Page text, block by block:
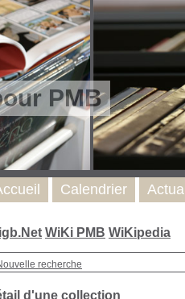
PMB
WiKi PMB WiKipedia
recherche
d'une collection
Calendrier